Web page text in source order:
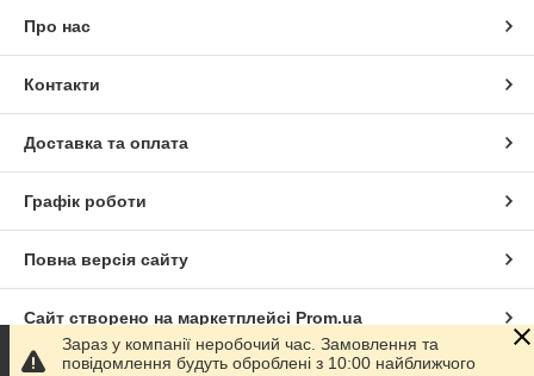
Про нас
Контакти
Доставка та оплата
Графік роботи
Повна версія сайту
Сайт створено на маркетплейсі Prom.ua
Зараз у компанії неробочий час. Замовлення та
повідомлення будуть оброблені з 10:00 найближчого